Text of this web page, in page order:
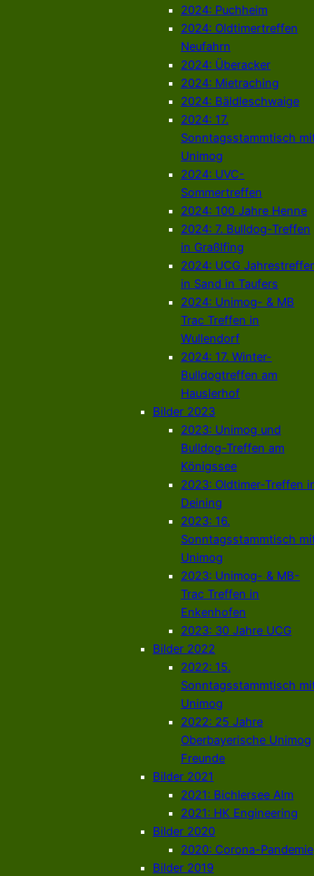
2024: Puchheim
2024: Oldtimertreffen
Neufahrn
2024: Überacker
2024: Mietraching
2024: Bäldleschwaige
2024: 17.
Sonntagsstammtisch
Unimog
2024: UVC-
Sommertreffen
2024: 100 Jahre Henne
2024: 7. Bulldog-Treffen
in Graßlfing
2024: UCG
in Sand in Taufers
2024: Unimog- & MB
Trac Treffen in
Wullendorf
2024: 17. Winter-
Bulldogtreffen am
Hauslerhof
Bilder 2023
2023: Unimog und
Bulldog-Treffen am
Königssee
2023: Oldtimer-Treffen
Deining
2023: 16.
Sonntagsstammtisch
Unimog
2023: Unimog- & MB-
Trac Treffen in
Enkenhofen
2023: 30 Jahre UCG
Bilder 2022
2022: 15.
Sonntagsstammtisch
Unimog
2022: 25 Jahre
Oberbayerische Unimog
Freunde
Bilder 2021
2021: Bichlersee Alm
2021: HK Engineering
Bilder 2020
2020: Corona-Pandemie
Bilder 2019